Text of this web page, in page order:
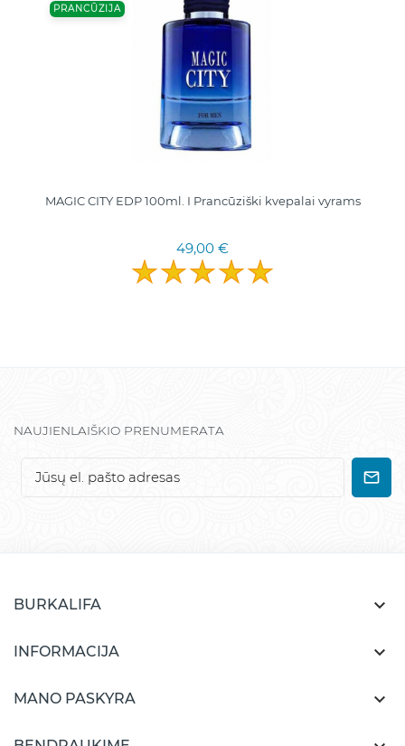
PRANCŪZIJA
MAGIC CITY EDP 100ml. I Pranсūziški kvepalai vyrams
49,00 €
NAUJIENLAIŠKIO PRENUMERATA
BURKALIFA 
INFORMACIJA 
MANO PASKYRA 